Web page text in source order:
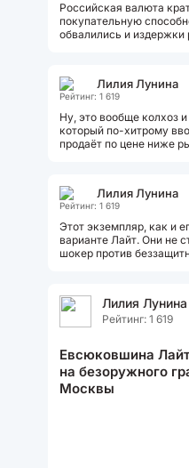
Российская валюта
покупательную
обвалились и
Лилия Лунина
Рейтинг: 1 619
Ну, это вообще колхоз
который по-хитрому
продаёт по цене ниже
Лилия Лунина
Рейтинг: 1 619
Этот экземпляр, как и
варианте Лайт. Они не
шокер против
Лилия Лунина
Рейтинг: 1 619
Евсюковшина
на безоружного
Москвы